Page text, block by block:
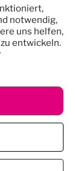
notwendig,
uns helfen,
entwickeln.